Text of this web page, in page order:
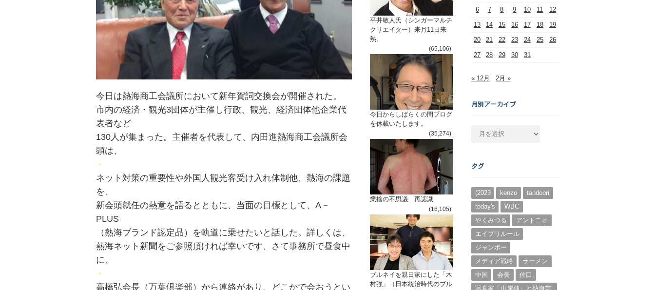
今日は熱海商工会議所において新年賀詞交換会が開催された。
市内の経済・観光3団体が主催し行政、観光、経済団体他企業代
表者など
130人が集まった。主催者を代表して、内田進熱海商工会議所会
頭は、
・
ネット対策の重要性や外国人観光客受け入れ体制他、熱海の課題
を、
新会頭就任の熱意を語るとともに、当面の目標として、A－
PLUS
（熱海ブランド認定品）を軌道に乗せたいと話した。詳しくは、
熱海ネット新聞をご参照頂ければ幸いです、さて事務所で昼食中
に、
・
高橋弘会長（万葉倶楽部）から連絡があり、どこかで会おうとい
平井敬人氏（シンガーマルチ
クリエイター）来月11日来
熱。
(65,106)
今日からしばらくの間ブログ
を休載いたします。
(35,274)
業捨の不思議 再認識
(16,105)
ブルネイを親日家にした「木
村強」（日本統治時代のブル
6 7 8 9 10 11 12
13 14 15 16 17 18 19
20 21 22 23 24 25 26
27 28 29 30 31
« 12月 2月 »
月別アーカイブ
カ
ブ
タグ
(2023 kenzo
tandoori
today's
WBC
やくみつる
アントニオ
エイプリルール
ジャンボー
メディア戦略
ラーメン
中国
会長
佐口
写真家「山岸伸」と熱海芸